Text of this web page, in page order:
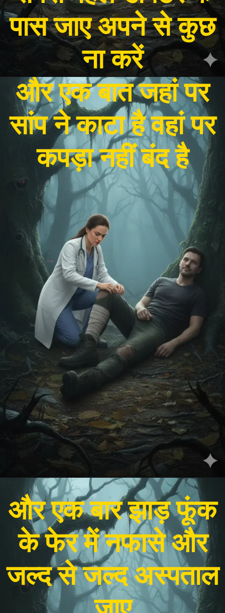
पास जाए अपने से कुछ
और एक बात जहां पर
सांप ने काटा है वहां पर
कपड़ा नहीं बंद है
और एक बार झाड़ फूंक
के फेर में नफासे और
जल्द से जल्द अस्पताल